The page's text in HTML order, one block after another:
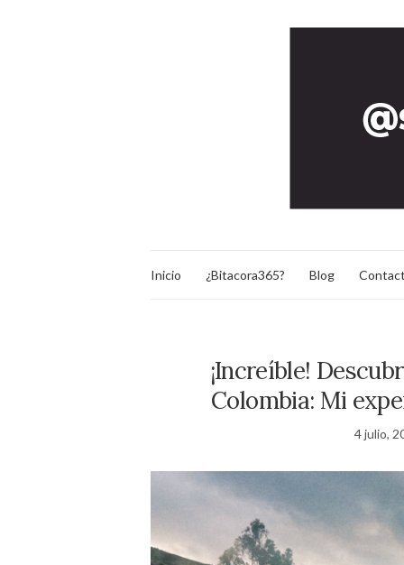
Inicio ¿Bitacora365? Blog
¡Increíble!
Colombia: Mi
4 julio,